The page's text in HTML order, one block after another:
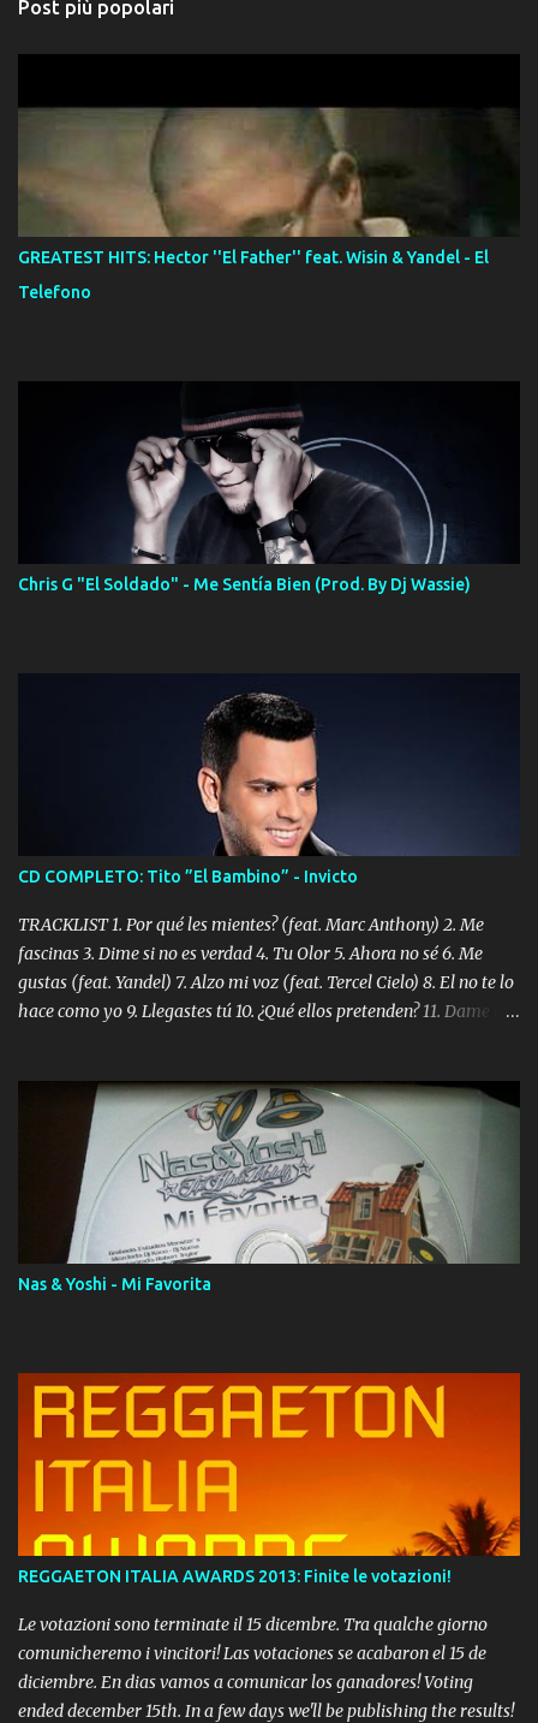
Post più popolari
GREATEST HITS: Hector ''El Father'' feat. Wisin & Yandel - El
Telefono
Chris G "El Soldado" - Me Sentía Bien (Prod. By Dj Wassie)
CD COMPLETO: Tito ”El Bambino” - Invicto
TRACKLIST 1. Por qué les mientes? (feat. Marc Anthony) 2. Me
fascinas 3. Dime si no es verdad 4. Tu Olor 5. Ahora no sé 6. Me
gustas (feat. Yandel) 7. Alzo mi voz (feat. Tercel Cielo) 8. El no te lo
hace como yo 9. Llegastes tú 10. ¿Qué ellos pretenden? 11. Dame la
Digital Booklet – Invicto ----------------------------- Nota:
Album proposto al massimo della qualità in formato iTunes Plus
AAC M4A; comprato su iTunes e a disposizione vostra per il
download. REGGAETON ITALIA Nosotros Somos Los Del
Momento!
Nas & Yoshi - Mi Favorita
REGGAETON ITALIA AWARDS 2013: Finite le votazioni!
Le votazioni sono terminate il 15 dicembre. Tra qualche giorno
comunicheremo i vincitori! Las votaciones se acabaron el 15 de
diciembre. En dias vamos a comunicar los ganadores! Voting
ended december 15th. In a few days we'll be publishing the results!